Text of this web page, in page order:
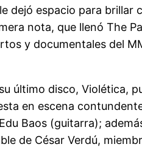
dejó espacio para
nota, que llenó The
y documentales del
último disco, Violética,
en escena
Baos (guitarra);
de César Verdú,